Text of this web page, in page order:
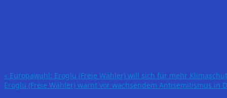
« Europawahl: Eroglu (Freie Wähler) will sich für mehr
Eroglu (Freie Wähler) warnt vor wachsendem Antisemitismus in